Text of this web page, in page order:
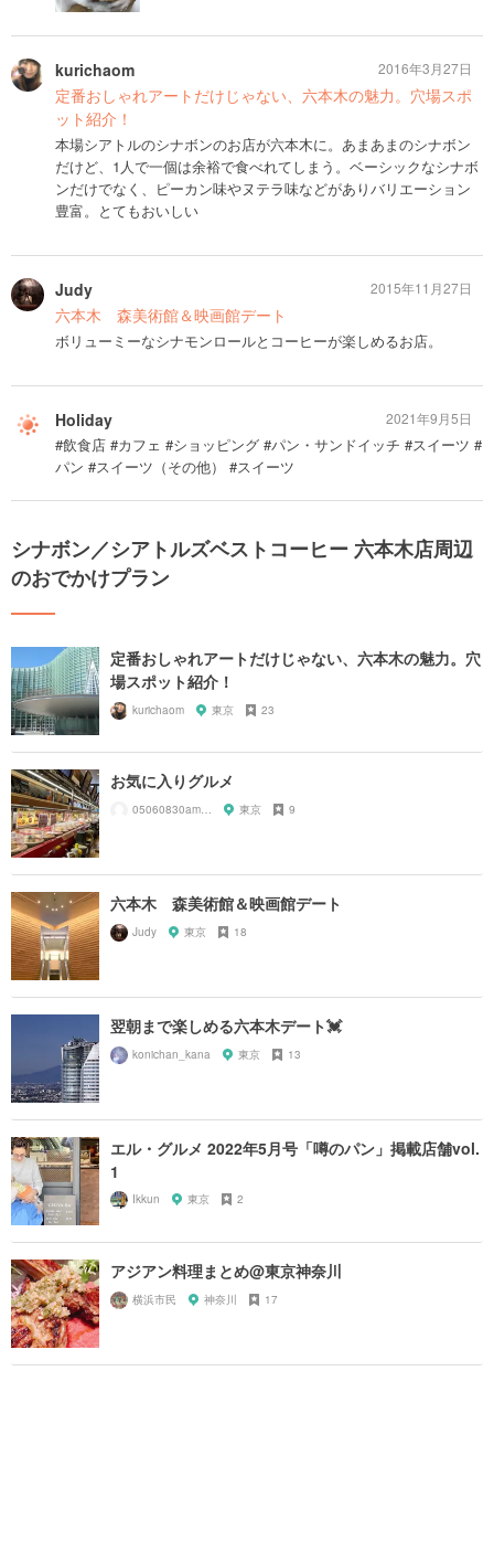
kurichaom
定番おしゃれアートだけじゃない、六本木の魅力。穴場スポ
ット紹介！
本場シアトルのシナボンのお店が六本木に。あまあまのシナボン
だけど、1人で一個は余裕で食べれてしまう。ベーシックなシナボ
ンだけでなく、ピーカン味やヌテラ味などがありバリエーション
豊富。とてもおいしい
2016年3月27日
Judy
六本木 森美術館＆映画館デート
ボリューミーなシナモンロールとコーヒーが楽しめるお店。
2015年11月27日
Holiday
#飲食店 #カフェ #ショッピング #パン・サンドイッチ #スイーツ #
パン #スイーツ（その他） #スイーツ
2021年9月5日
シナボン／シアトルズベストコーヒー 六本木店周辺
のおでかけプラン
定番おしゃれアートだけじゃない、六本木の魅力。穴
場スポット紹介！
kurichaom 東京 23
お気に入りグルメ
05060830amnos 東京 9
六本木 森美術館＆映画館デート
Judy 東京 18
翌朝まで楽しめる六本木デート💓
konichan_kana 東京 13
エル・グルメ 2022年5月号「噂のパン」掲載店舗vol.
1
Ikkun 東京 2
アジアン料理まとめ@東京神奈川
横浜市民 神奈川 17